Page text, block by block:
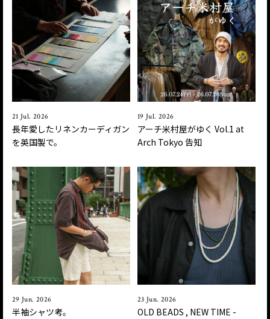
21 Jul. 2026
長年愛したリネンカーディガン
を英国製で。
19 Jul. 2026
アーチ米村屋がゆく Vol.1 at
Arch Tokyo 告知
29 Jun. 2026
半袖シャツ考。
23 Jun. 2026
OLD BEADS , NEW TIME -